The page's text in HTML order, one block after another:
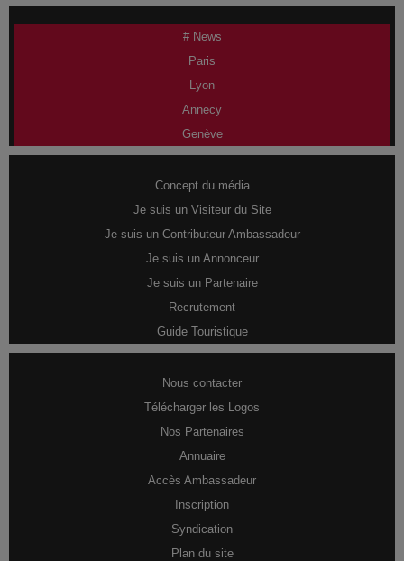
# News
Paris
Lyon
Annecy
Genève
Concept du média
Je suis un Visiteur du Site
Je suis un Contributeur Ambassadeur
Je suis un Annonceur
Je suis un Partenaire
Recrutement
Guide Touristique
Nous contacter
Télécharger les Logos
Nos Partenaires
Annuaire
Accès Ambassadeur
Inscription
Syndication
Plan du site